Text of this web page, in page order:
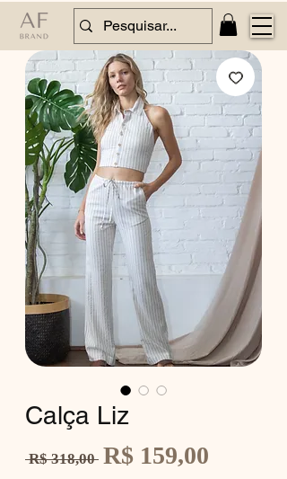
Calça Liz
R$ 318,00 Preço
R$ 159,00